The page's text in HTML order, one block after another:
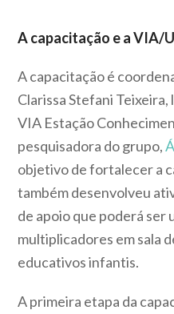
A capacitação e a VIA/
A capacitação é
Clarissa Stefani
VIA Estação
pesquisadora do grupo,
objetivo de fortalecer a
também desenvolveu
de apoio que poderá
multiplicadores em sala
educativos infantis.
A primeira etapa da